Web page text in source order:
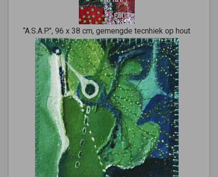
“A.S.A.P.”, 96 x 38 cm, gemengde tecnhiek op hout